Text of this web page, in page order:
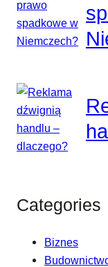
Categories
Biznes